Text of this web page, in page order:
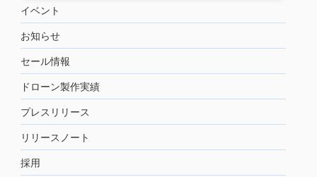
イベント
お知らせ
セール情報
ドローン製作実績
プレスリリース
リリースノート
採用